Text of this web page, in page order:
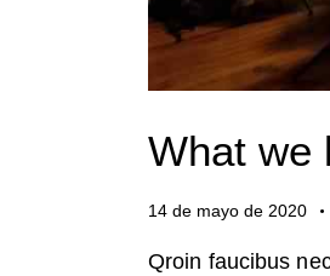
What we
14 de mayo de 2020
Qroin faucibus